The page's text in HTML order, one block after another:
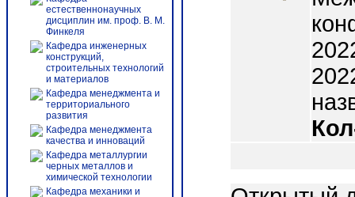
естественнонаучных
дисциплин им. проф. В. М.
Финкеля
Кафедра инженерных
конструкций,
строительных технологий
и материалов
Кафедра менеджмента и
территориального
развития
Кафедра менеджмента
качества и инноваций
Кафедра металлургии
черных металлов и
химической технологии
Кафедра механики и